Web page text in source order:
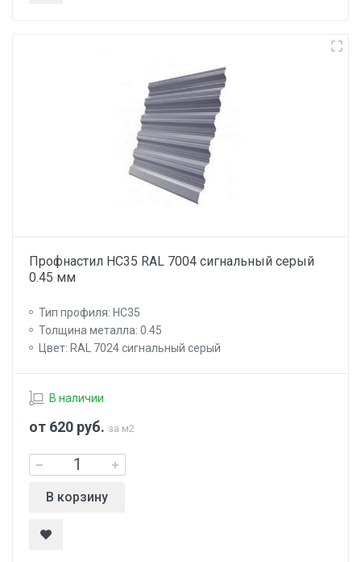
Профнастил НС35 RAL 7004 сигнальный серый
0.45 мм
Тип профиля: НС35
Толщина металла: 0.45
Цвет: RAL 7024 сигнальный серый
В наличии
от 620 руб. за м2
В корзину